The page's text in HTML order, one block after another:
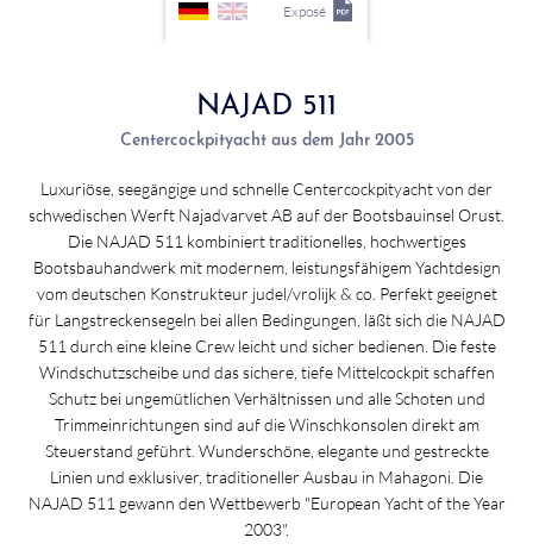
Exposé
NAJAD 511
Centercockpityacht aus dem Jahr 2005
Luxuriöse, seegängige und schnelle Centercockpityacht von der
schwedischen Werft Najadvarvet AB auf der Bootsbauinsel Orust.
Die NAJAD 511 kombiniert traditionelles, hochwertiges
Bootsbauhandwerk mit modernem, leistungsfähigem Yachtdesign
vom deutschen Konstrukteur judel/vrolijk & co. Perfekt geeignet
für Langstreckensegeln bei allen Bedingungen, läßt sich die NAJAD
511 durch eine kleine Crew leicht und sicher bedienen. Die feste
Windschutzscheibe und das sichere, tiefe Mittelcockpit schaffen
Schutz bei ungemütlichen Verhältnissen und alle Schoten und
Trimmeinrichtungen sind auf die Winschkonsolen direkt am
Steuerstand geführt. Wunderschöne, elegante und gestreckte
Linien und exklusiver, traditioneller Ausbau in Mahagoni. Die
NAJAD 511 gewann den Wettbewerb "European Yacht of the Year
2003".